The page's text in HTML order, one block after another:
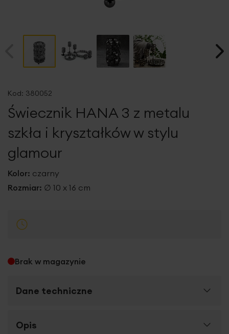
początek
galerii
Kod: 380052
Świecznik HANA 3 z metalu
szkła i kryształków w stylu
glamour
Kolor: czarny
Rozmiar: ∅ 10 x 16 cm
Brak w magazynie
Dane techniczne
Więcej
SKU
Opis